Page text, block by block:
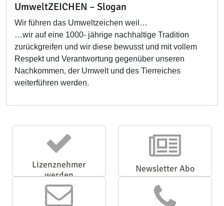
UmweltZEICHEN – Slogan
Wir führen das Umweltzeichen weil…
…wir auf eine 1000- jährige nachhaltige Tradition
zurückgreifen und wir diese bewusst und mit vollem
Respekt und Verantwortung gegenüber unseren
Nachkommen, der Umwelt und des Tierreiches
weiterführen werden.
Lizenznehmer
werden
Newsletter Abo